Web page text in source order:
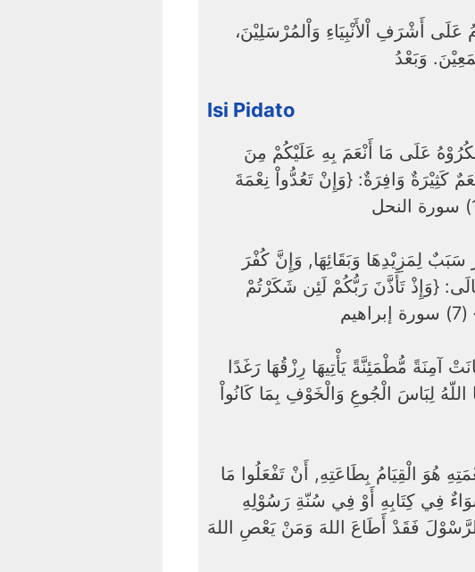
عَلَى أَشْرَفِ اْلأَنْبِيَاءِ وَاْلمُرْسَلِيْنَ،
وَبَعْدُ
Isi Pidato
عَلَى مَا أَنْعَمَ بِهِ عَلَيْكُمْ مِنَ
كَثِيْرَةٌ وَافِرَةٌ: {وَإِنْ تَعُدُّواْ نِعْمَةَ
{وَإِذْ تَأَذَّنَ رَبُّكُمْ لَئِن شَكَرْتُمْ
لِبَاسَ الْجُوعِ وَالْخَوْفِ بِمَا كَانُواْ
هُوَ الْقِيَامُ بِطَاعَتِهِ, أَنْ تَفْعَلُوا مَا
فِي كِتَابِهِ أَوْ فِي سُنّةِ رَسُوْلِهِ
فَقَدْ أَطَاعَ اللهَ وَمَنْ يَعْصِ اللهَ